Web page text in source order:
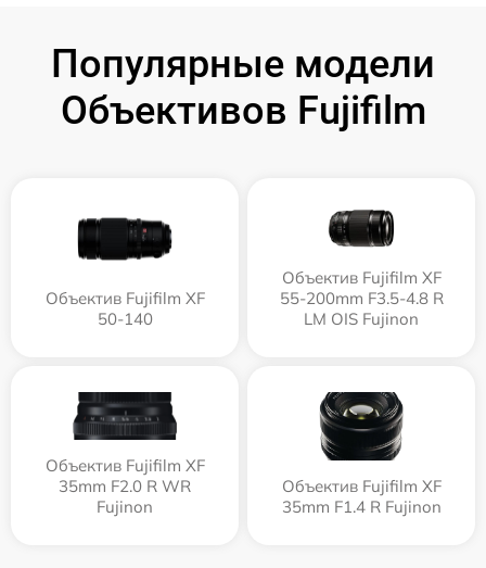
Популярные модели
Объективов Fujifilm
Объектив Fujifilm XF
50-140
Объектив Fujifilm XF
55-200mm F3.5-4.8 R
LM OIS Fujinon
Объектив Fujifilm XF
35mm F2.0 R WR
Fujinon
Объектив Fujifilm XF
35mm F1.4 R Fujinon